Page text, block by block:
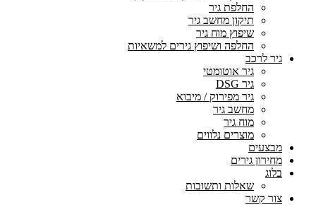
החלפת גיר
תיקון מחשב גיר
שיפוץ מוח גיר
החלפה ושיפוץ גירים למשאיות
גיר לרכב
גיר אוטומטי
גיר DSG
גיר מפירוק / מיבוא
מחשב גיר
מוח גיר
מוצרים נלווים
מבצעים
מחירון גירים
בלוג
שאלות ותשובות
צור קשר